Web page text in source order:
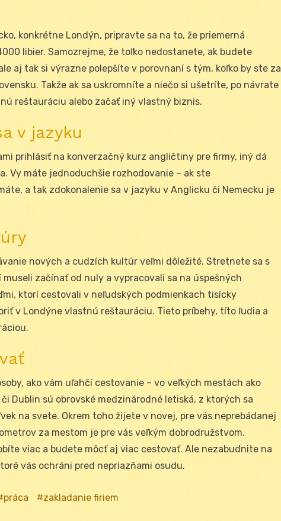
konkrétne Londýn, pripravte sa na to, že priemerná
libier. Samozrejme, že toľko nedostanete, ak budete
aj tak si výrazne polepšíte v porovnaní s tým, koľko by ste za
Takže ak sa uskromníte a niečo si ušetríte, po návrate
reštauráciu alebo začať iný vlastný biznis.
v jazyku
prihlásiť na konverzačný kurz angličtiny pre firmy, iný dá
Vy máte jednoduchšie rozhodovanie – ak ste
a tak zdokonalenie sa v jazyku v Anglicku či Nemecku je
nových a cudzích kultúr veľmi dôležité. Stretnete sa s
začínať od nuly a vypracovali sa na úspešných
ktorí cestovali v neľudských podmienkach tisícky
v Londýne vlastnú reštauráciu. Tieto príbehy, títo ľudia a
ako vám uľahčí cestovanie – vo veľkých mestách ako
Dublin sú obrovské medzinárodné letiská, z ktorých sa
na svete. Okrem toho žijete v novej, pre vás neprebádanej
za mestom je pre vás veľkým dobrodružstvom.
viac a budete môcť aj viac cestovať. Ale nezabudnite na
vás ochráni pred nepriazňami osudu.
práca zakladanie firiem